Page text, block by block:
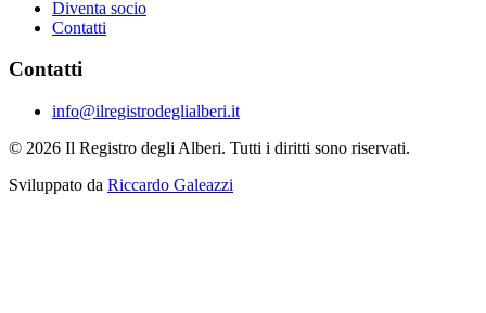
Diventa socio
Contatti
Contatti
info@ilregistrodeglialberi.it
© 2026 Il Registro degli Alberi. Tutti i diritti sono riservati.
Sviluppato da Riccardo Galeazzi